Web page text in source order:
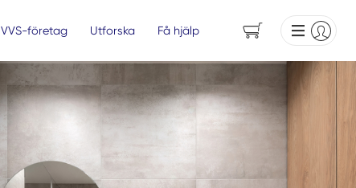
VVS-företag Utforska Få hjälp